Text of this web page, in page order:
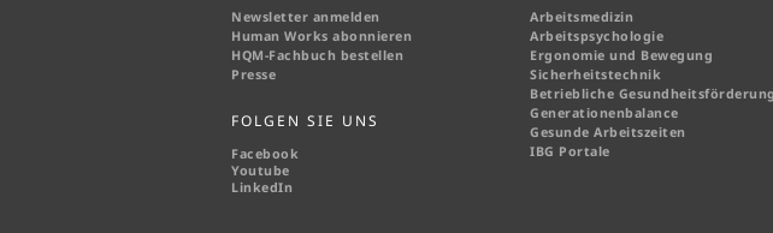
Newsletter anmelden
Human Works abonnieren
HQM-Fachbuch bestellen
Presse
FOLGEN SIE UNS
Facebook
Youtube
LinkedIn
Arbeitsmedizin
Arbeitspsychologie
Ergonomie und Bewegung
Sicherheitstechnik
Betriebliche Gesundheitsförderung
Generationenbalance
Gesunde Arbeitszeiten
IBG Portale